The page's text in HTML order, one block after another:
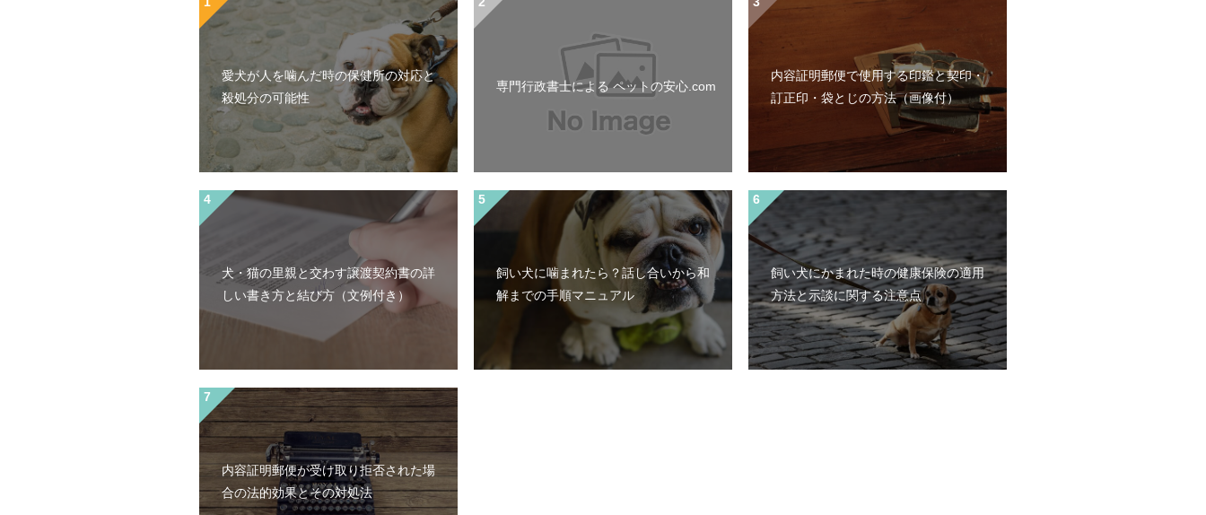
愛犬が人を噛んだ時の保健所の対応と
殺処分の可能性
専門行政書士による ペットの安心.com
内容証明郵便で使用する印鑑と契印・
訂正印・袋とじの方法（画像付）
犬・猫の里親と交わす譲渡契約書の詳
しい書き方と結び方（文例付き）
飼い犬に噛まれたら？話し合いから和
解までの手順マニュアル
飼い犬にかまれた時の健康保険の適用
方法と示談に関する注意点
内容証明郵便が受け取り拒否された場
合の法的効果とその対処法